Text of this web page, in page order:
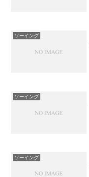
ソーイング
ソーイング
ソーイング